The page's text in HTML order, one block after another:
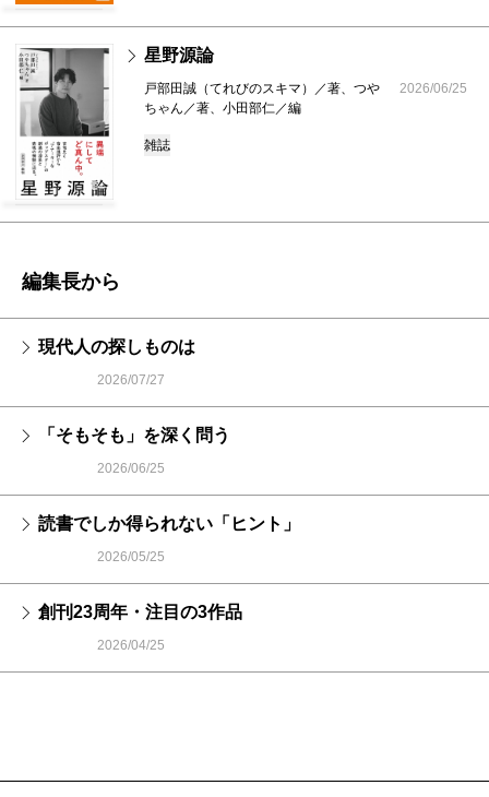
星野源論
戸部田誠（てれびのスキマ）／著、つや
ちゃん／著、小田部仁／編
2026/06/25
雑誌
編集長から
現代人の探しものは
2026/07/27
「そもそも」を深く問う
2026/06/25
読書でしか得られない「ヒント」
2026/05/25
創刊23周年・注目の3作品
2026/04/25